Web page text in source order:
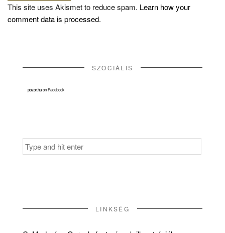
This site uses Akismet to reduce spam. Learn how your
comment data is processed.
SZOCIÁLIS
pozor.huon Facebook
Search
for:
LINKSÉG